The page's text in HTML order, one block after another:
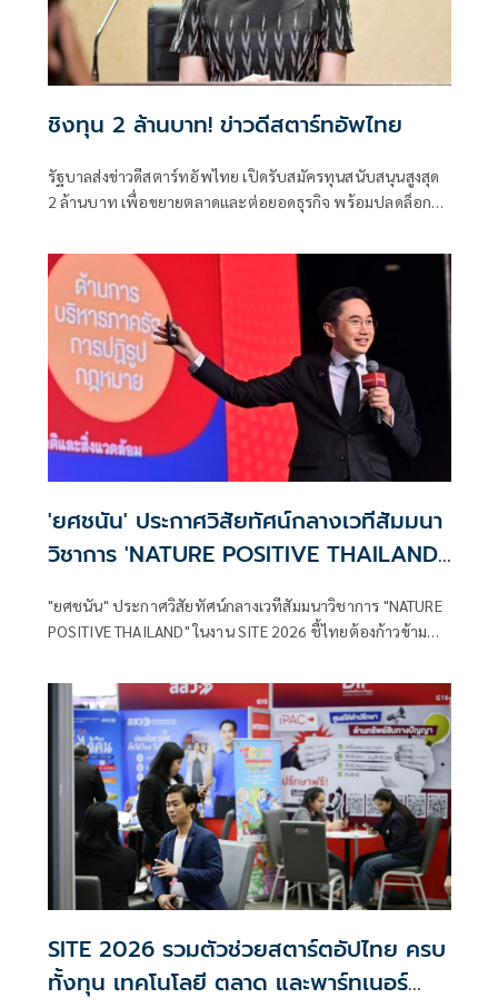
รักษ์โลกอย่างแท้จริง
ชิงทุน 2 ล้านบาท! ข่าวดีสตาร์ทอัพไทย
รัฐบาลส่งข่าวดีสตาร์ทอัพไทย เปิดรับสมัครทุนสนับสนุนสูงสุด
2 ล้านบาท เพื่อขยายตลาดและต่อยอดธุรกิจ พร้อมปลดล็อก
นวัตกรรม
'ยศชนัน' ประกาศวิสัยทัศน์กลางเวทีสัมมนา
วิชาการ 'NATURE POSITIVE THAILAND'
ลดคาร์บอนสู่การฟื้นฟูธรรมชาติเชิงบวก
"ยศชนัน" ประกาศวิสัยทัศน์กลางเวทีสัมมนาวิชาการ "NATURE
POSITIVE THAILAND" ในงาน SITE 2026 ชี้ไทยต้องก้าวข้าม
เทคโนโลยีขั้นสูง ปั้นสตาร์ตอัปสายเทคโนโลยีสิ่งแวดล้อม พลิก
โฉมความหลากหลายทางชีวภาพ ให้เป็นเครื่องยนต์เศรษฐกิจ
ใหม่ของประเทศ
SITE 2026 รวมตัวช่วยสตาร์ตอัปไทย ครบ
ทั้งทุน เทคโนโลยี ตลาด และพาร์ทเนอร์